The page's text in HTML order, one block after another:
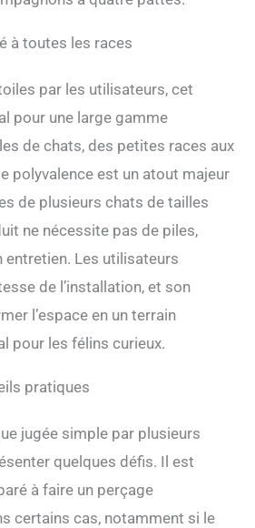
polyvalent utilise de
logement et vous permet
d'économiser de l'espace au
sol. Le pont suspendu
permet à votre chat de
surveiller son territoire et
offre stabilité et proximité !
Le beige s'intègre bien dans
votre style d'intérieur et fera
partie de la décoration de
capacité de charge : les
modules de notre mur
d'escalade pour chat ont
une capacité de charge
passé le test de charge
chats au premier plan.
Installation facile et rapide :
montez rapidement le
hamac mural pour chat
avec des instructions
à toutes les races
par les utilisateurs, cet
pour une large gamme
de chats, des petites races aux
polyvalence est un atout majeur
de plusieurs chats de tailles
ne nécessite pas de piles,
Les utilisateurs
de l’installation, et son
l’espace en un terrain
pour les félins curieux.
pratiques
jugée simple par plusieurs
quelques défis. Il est
à faire un perçage
certains cas, notamment si le